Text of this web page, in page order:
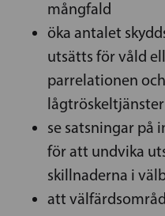
mångfald
öka antalet
utsätts för våld
parrelationen
se satsningar på
för att undvika
skillnaderna i
att